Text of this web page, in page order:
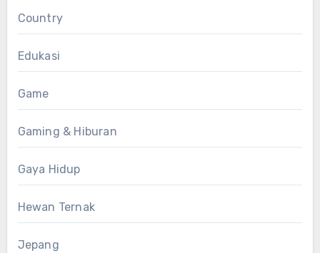
Country
Edukasi
Game
Gaming & Hiburan
Gaya Hidup
Hewan Ternak
Jepang